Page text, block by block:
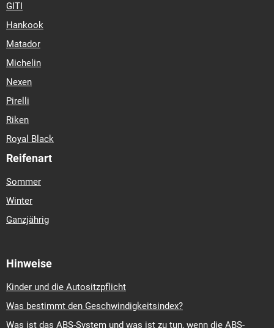
GITI
Hankook
Matador
Michelin
Nexen
Pirelli
Riken
Royal Black
Reifenart
Sommer
Winter
Ganzjährig
Hinweise
Kinder und die Autositzpflicht
Was bestimmt den Geschwindigkeitsindex?
Was ist das ABS-System und was ist zu tun, wenn die ABS-